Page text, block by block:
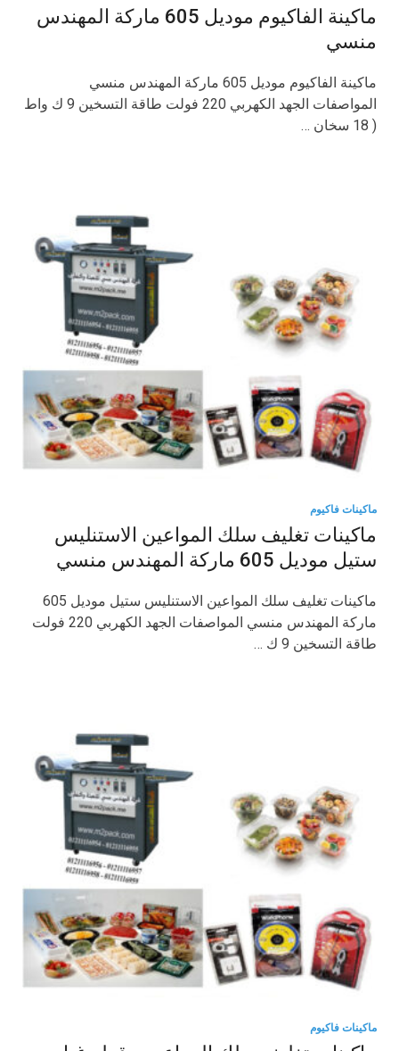
ماكينة الفاكيوم موديل 605 ماركة المهندس
منسي
ماكينة الفاكيوم موديل 605 ماركة المهندس منسي
المواصفات الجهد الكهربي 220 فولت طاقة التسخين 9 ك واط
( 18 سخان …
ماكينات فاكيوم
ماكينات تغليف سلك المواعين الاستنليس
ستيل موديل 605 ماركة المهندس منسي
ماكينات تغليف سلك المواعين الاستنليس ستيل موديل 605
ماركة المهندس منسي المواصفات الجهد الكهربي 220 فولت
طاقة التسخين 9 ك …
ماكينات فاكيوم